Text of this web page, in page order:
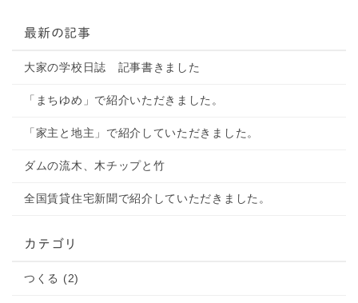
最新の記事
大家の学校日誌 記事書きました
「まちゆめ」で紹介いただきました。
「家主と地主」で紹介していただきました。
ダムの流木、木チップと竹
全国賃貸住宅新聞で紹介していただきました。
カテゴリ
つくる (2)